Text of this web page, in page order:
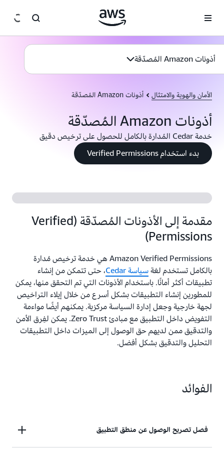
أذونات Amazon المُصدّقة
الأمان والهوية والامتثال أذونات Amazon المُصدّقة
أذونات Amazon المُصدّقة
خدمة Cedar المُدارة بالكامل للحصول على ترخيص دقيق
بدء استخدام Verified Permissions
مقدمة إلى الأذونات المُصدّقة (Verified
Permissions)
Amazon Verified Permissions هي خدمة ترخيص مُدارة
بالكامل تستخدم لغةسياسة Cedar
، حتى تتمكن من إنشاء
تطبيقات أكثر أمانًا. باستخدام الأذونات التي تم التحقق منها، يمكن
للمطورين إنشاء التطبيقات بشكل أسرع من خلال إيلاء التراخيص
لجهة خارجية وجعل إدارة السياسة مركزية. يمكنهم أيضًا مواءمة
التفويض داخل التطبيق مع مبادئ Zero Trust. يمكن لفِرق الأمن
والتدقيق ممن لديهم حق الوصول إلى الميزات داخل التطبيقات
التحليل والتدقيق بشكل أفضل.
الفوائد
فصل تصريح الوصول عن منطق التطبيق